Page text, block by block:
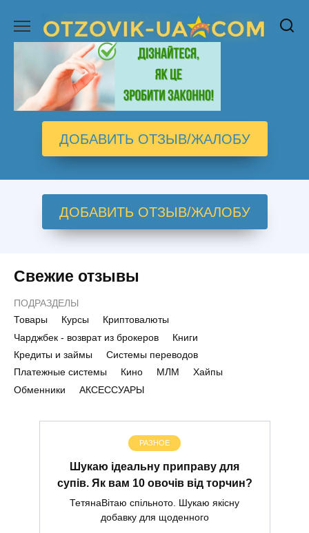
содержанию
ДОБАВИТЬ ОТЗЫВ/ЖАЛОБУ
ДОБАВИТЬ ОТЗЫВ/ЖАЛОБУ
Свежие отзывы
ПОДРАЗДЕЛЫ
Товары
Курсы
Криптовалюты
Чарджбек - возврат из брокеров
Книги
Кредиты и займы
Системы переводов
Платежные системы
Кино МЛМ
Хайпы
Обменники
АКСЕССУАРЫ
РАЗНОЕ
Шукаю ідеальну приправу для
супів. Як вам 10 овочів від торчин?
ТетянаВітаю спільното. Шукаю якісну
добавку для щоденного